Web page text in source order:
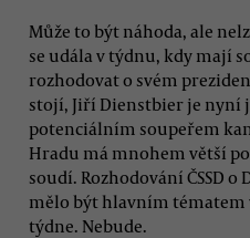
Může to být náhoda, ale
se udála v týdnu, kdy mají
rozhodovat o svém
stojí, Jiří Dienstbier je nyní
potenciálním soupeřem
Hradu má mnohem větší
soudí. Rozhodování ČSSD
mělo být hlavním
týdne. Nebude.